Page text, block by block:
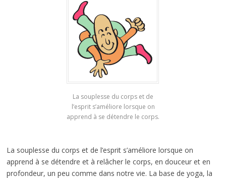
La souplesse du corps et de
l’esprit s’améliore lorsque on
apprend à se détendre le corps.
La souplesse du corps et de l’esprit s’améliore lorsque on
apprend à se détendre et à relâcher le corps, en douceur et en
profondeur, un peu comme dans notre vie. La base de yoga, la